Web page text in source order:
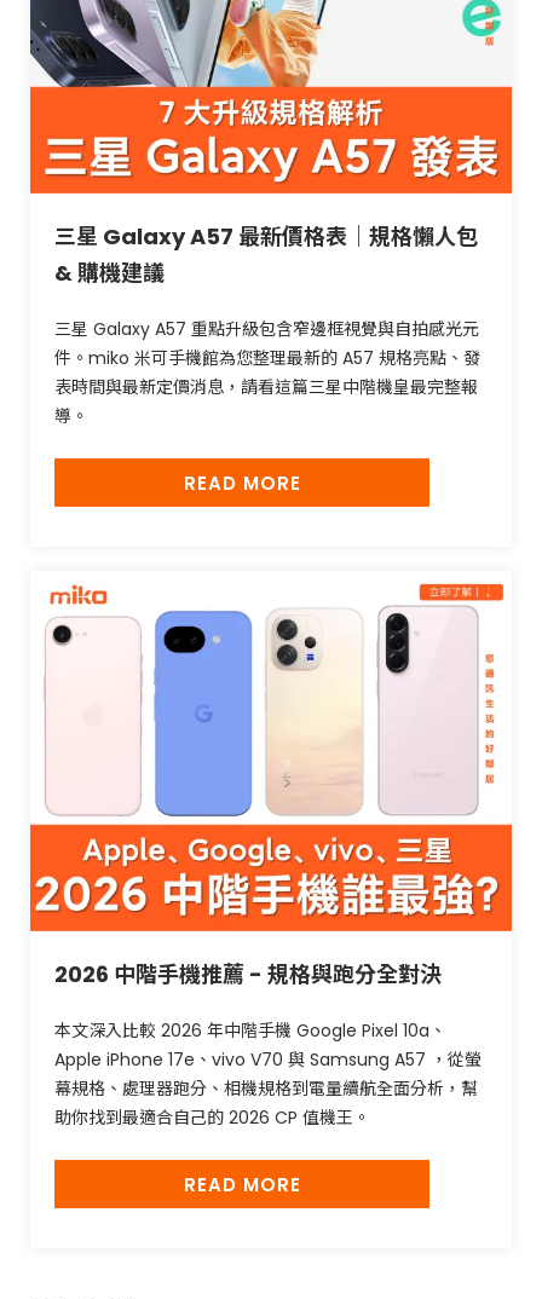
三星 Galaxy A57 最新價格表｜規格懶人包
& 購機建議
三星 Galaxy A57 重點升級包含窄邊框視覺與自拍感光元
件。miko 米可手機館為您整理最新的 A57 規格亮點、發
表時間與最新定價消息，請看這篇三星中階機皇最完整報
導。
READ MORE
2026 中階手機推薦 - 規格與跑分全對決
本文深入比較 2026 年中階手機 Google Pixel 10a、
Apple iPhone 17e、vivo V70 與 Samsung A57 ，從螢
幕規格、處理器跑分、相機規格到電量續航全面分析，幫
助你找到最適合自己的 2026 CP 值機王。
READ MORE